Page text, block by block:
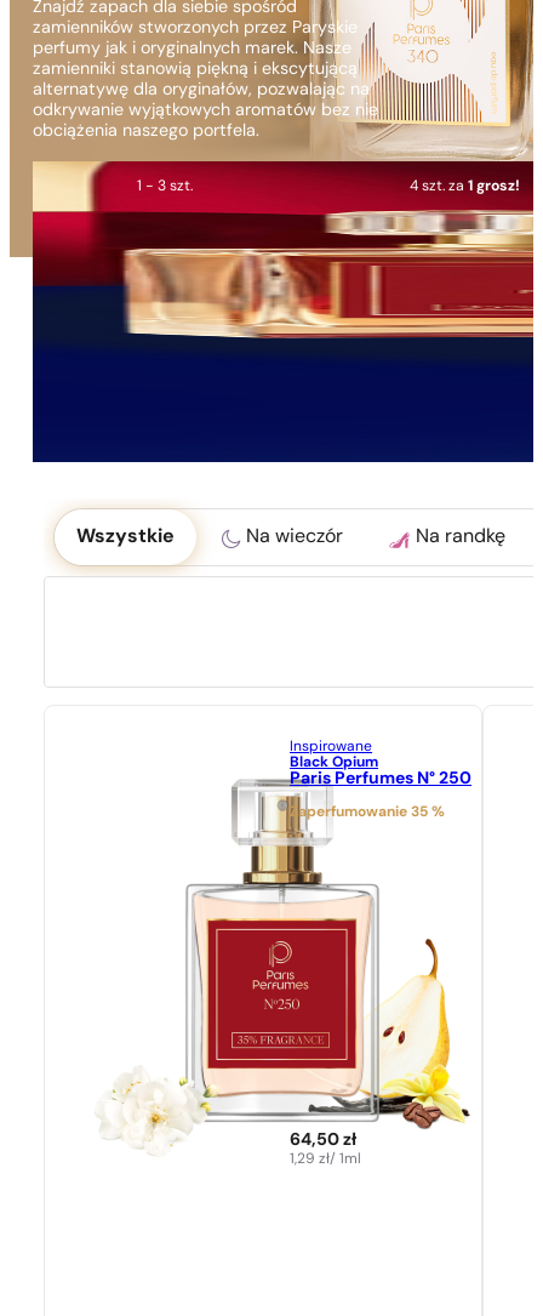
1 - 3 szt. 4 szt. za1 grosz!
Znajdź zapach dla siebie spośród
zamienników stworzonych przez Paryskie
perfumy jak i oryginalnych marek. Nasze
zamienniki stanowią piękną i ekscytującą
alternatywę dla oryginałów, pozwalając na
odkrywanie wyjątkowych aromatów bez nie
obciążenia naszego portfela.
Okoliczność
Wszystkie Na wieczór Na randkę
Inspirowane
Black Opium
Paris Perfumes N° 250
Zaperfumowanie 35 %
64,50zł
1,29zł/ 1ml